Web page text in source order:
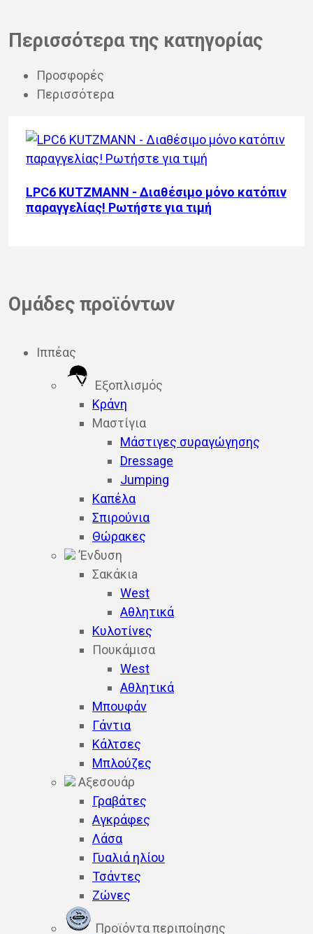
Περισσότερα της κατηγορίας
Προσφορές
Περισσότερα
LPC6 KUTZMANN - Διαθέσιμο μόνο κατόπιν
παραγγελίας! Ρωτήστε για τιμή
Ομάδες προϊόντων
Ιππέας
Εξοπλισμός
Κράνη
Μαστίγια
Μάστιγες συραγώγησης
Dressage
Jumping
Καπέλα
Σπιρούνια
Θώρακες
’Ενδυση
Σακάκιa
West
Αθλητικά
Κυλοτίνες
Πουκάμισα
West
Aθλητικά
Μπουφάν
Γάντια
Κάλτσες
Μπλούζες
Αξεσουάρ
Γραβάτες
Αγκράφες
Λάσα
Γυαλιά ηλίου
Τσάντες
Ζώνες
Προϊόντα περιποίησης